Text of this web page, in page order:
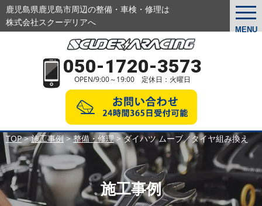
MENU
鹿児島県鹿児島市周辺の整備・車検・修理は
株式会社スクーデリアへ
050-1720-3573
OPEN/9:00～19:00 定休日：火曜日
TOP>施工事例>整備・修理>ダイハツ ムーブ／タイヤ組み換え
施工事例